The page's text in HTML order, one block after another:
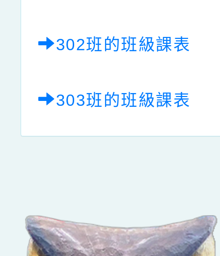
302班的班級課表
303班的班級課表